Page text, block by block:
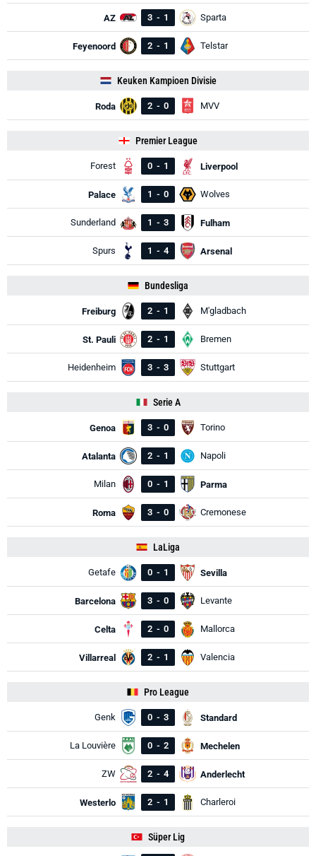
AZ 3 - 1 Sparta
Feyenoord 2 - 1 Telstar
Keuken Kampioen Divisie
Roda 2 - 0 MVV
Premier League
Forest 0 - 1 Liverpool
Palace 1 - 0 Wolves
Sunderland 1 - 3 Fulham
Spurs 1 - 4 Arsenal
Bundesliga
Freiburg 2 - 1 M'gladbach
St. Pauli 2 - 1 Bremen
Heidenheim 3 - 3 Stuttgart
Serie A
Genoa 3 - 0 Torino
Atalanta 2 - 1 Napoli
Milan 0 - 1 Parma
Roma 3 - 0 Cremonese
LaLiga
Getafe 0 - 1 Sevilla
Barcelona 3 - 0 Levante
Celta 2 - 0 Mallorca
Villarreal 2 - 1 Valencia
Pro League
Genk 0 - 3 Standard
La Louvière 0 - 2 Mechelen
ZW 2 - 4 Anderlecht
Westerlo 2 - 1 Charleroi
Süper Lig